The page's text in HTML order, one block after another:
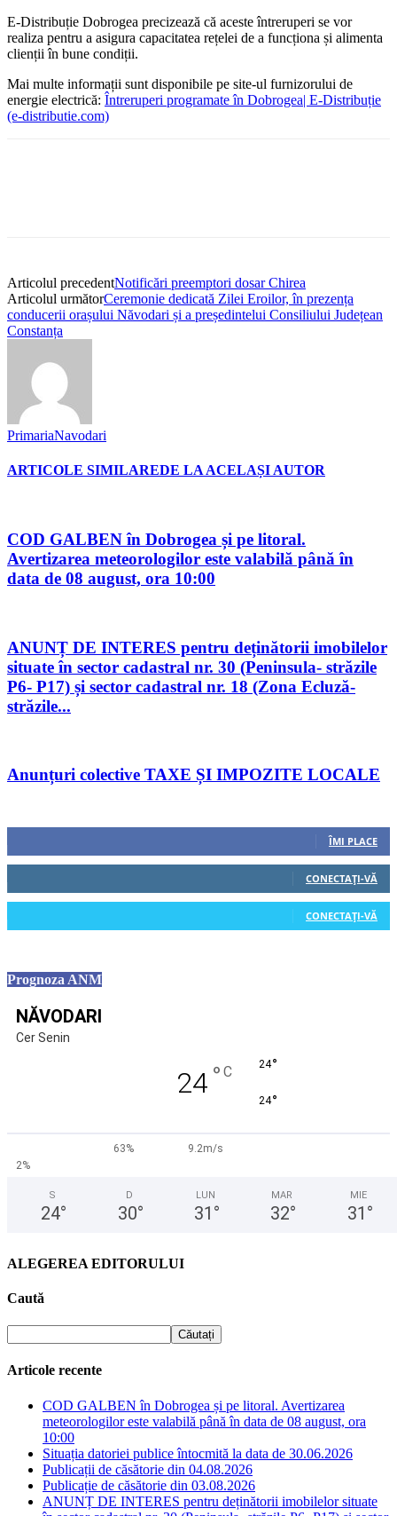
E-Distribuție Dobrogea precizează că aceste întreruperi se vor
realiza pentru a asigura capacitatea rețelei de a funcționa și alimenta
clienții în bune condiții.
Mai multe informații sunt disponibile pe site-ul furnizorului de
energie electrică: Întreruperi programate în Dobrogea| E-Distribuție
(e-distributie.com)
Articolul precedentNotificări preemptori dosar Chirea
Articolul următorCeremonie dedicată Zilei Eroilor, în prezența
conducerii orașului Năvodari și a președintelui Consiliului Județean
Constanța
PrimariaNavodari
ARTICOLE SIMILAREDE LA ACELAȘI AUTOR
COD GALBEN în Dobrogea și pe litoral.
Avertizarea meteorologilor este valabilă până în
data de 08 august, ora 10:00
ANUNȚ DE INTERES pentru deținătorii imobilelor
situate în sector cadastral nr. 30 (Peninsula- străzile
P6- P17) și sector cadastral nr. 18 (Zona Ecluză-
străzile...
Anunțuri colective TAXE ȘI IMPOZITE LOCALE
ÎMI PLACE
CONECTAȚI-VĂ
CONECTAȚI-VĂ
Prognoza ANM
NĂVODARI
Cer Senin
24 ° C 24°
24°
63%
9.2m/s
2%
S
24°
D
30°
LUN
31 °
MAR
32°
MIE
31 °
ALEGEREA EDITORULUI
Caută
Articole recente
COD GALBEN în Dobrogea și pe litoral. Avertizarea
meteorologilor este valabilă până în data de 08 august, ora
10:00
Situația datoriei publice întocmită la data de 30.06.2026
Publicații de căsătorie din 04.08.2026
Publicație de căsătorie din 03.08.2026
ANUNȚ DE INTERES pentru deținătorii imobilelor situate